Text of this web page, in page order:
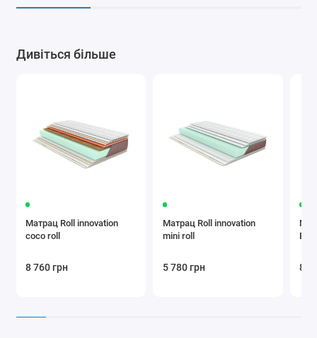
Дивіться більше
Матрац Roll innovation
coco roll
8 760 грн
Матрац Roll innovation
mini roll
5 780 грн 8